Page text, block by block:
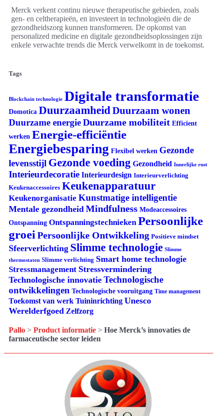
Merck verkent continu nieuwe therapeutische gebieden, zoals
gen- en celtherapieën, en investeert in technologieën die de
gezondheidszorg kunnen transformeren. De opkomst van
personalized medicine en digitale gezondheidsoplossingen zijn
enkele verwachte trends die Merck verwelkomt in de toekomst.
Tags
Blockchain technologie Digitale transformatie
Domotica Duurzaamheid Duurzaam wonen
Duurzame energieDuurzame mobiliteit Efficient
werken Energie-efficiëntie
Energiebesparing Flexibel werken Gezonde
levensstijl Gezonde voeding Gezondheid Innerlijke rust
Interieurdecoratie Interieurdesign Interieurverlichting
Keukenaccessoires Keukenapparatuur
Keukenorganisatie Kunstmatige intelligentie
Mentale gezondheid Mindfulness Modeaccessoires
Ontspanning Ontspanningstechnieken Persoonlijke
groei Persoonlijke Ontwikkeling Positieve mindset
Sfeerverlichting Slimme technologie Slimme
thermostaten Slimme verlichting Smart home technologie
Stressmanagement Stressvermindering
Technologische innovatie Technologische
ontwikkelingen Technologische vooruitgang Time management
Toekomst van werk Tuininrichting Unesco
Werelderfgoed Zelfzorg
Pallo > Product informatie > Hoe Merck’s innovaties de
farmaceutische sector leiden